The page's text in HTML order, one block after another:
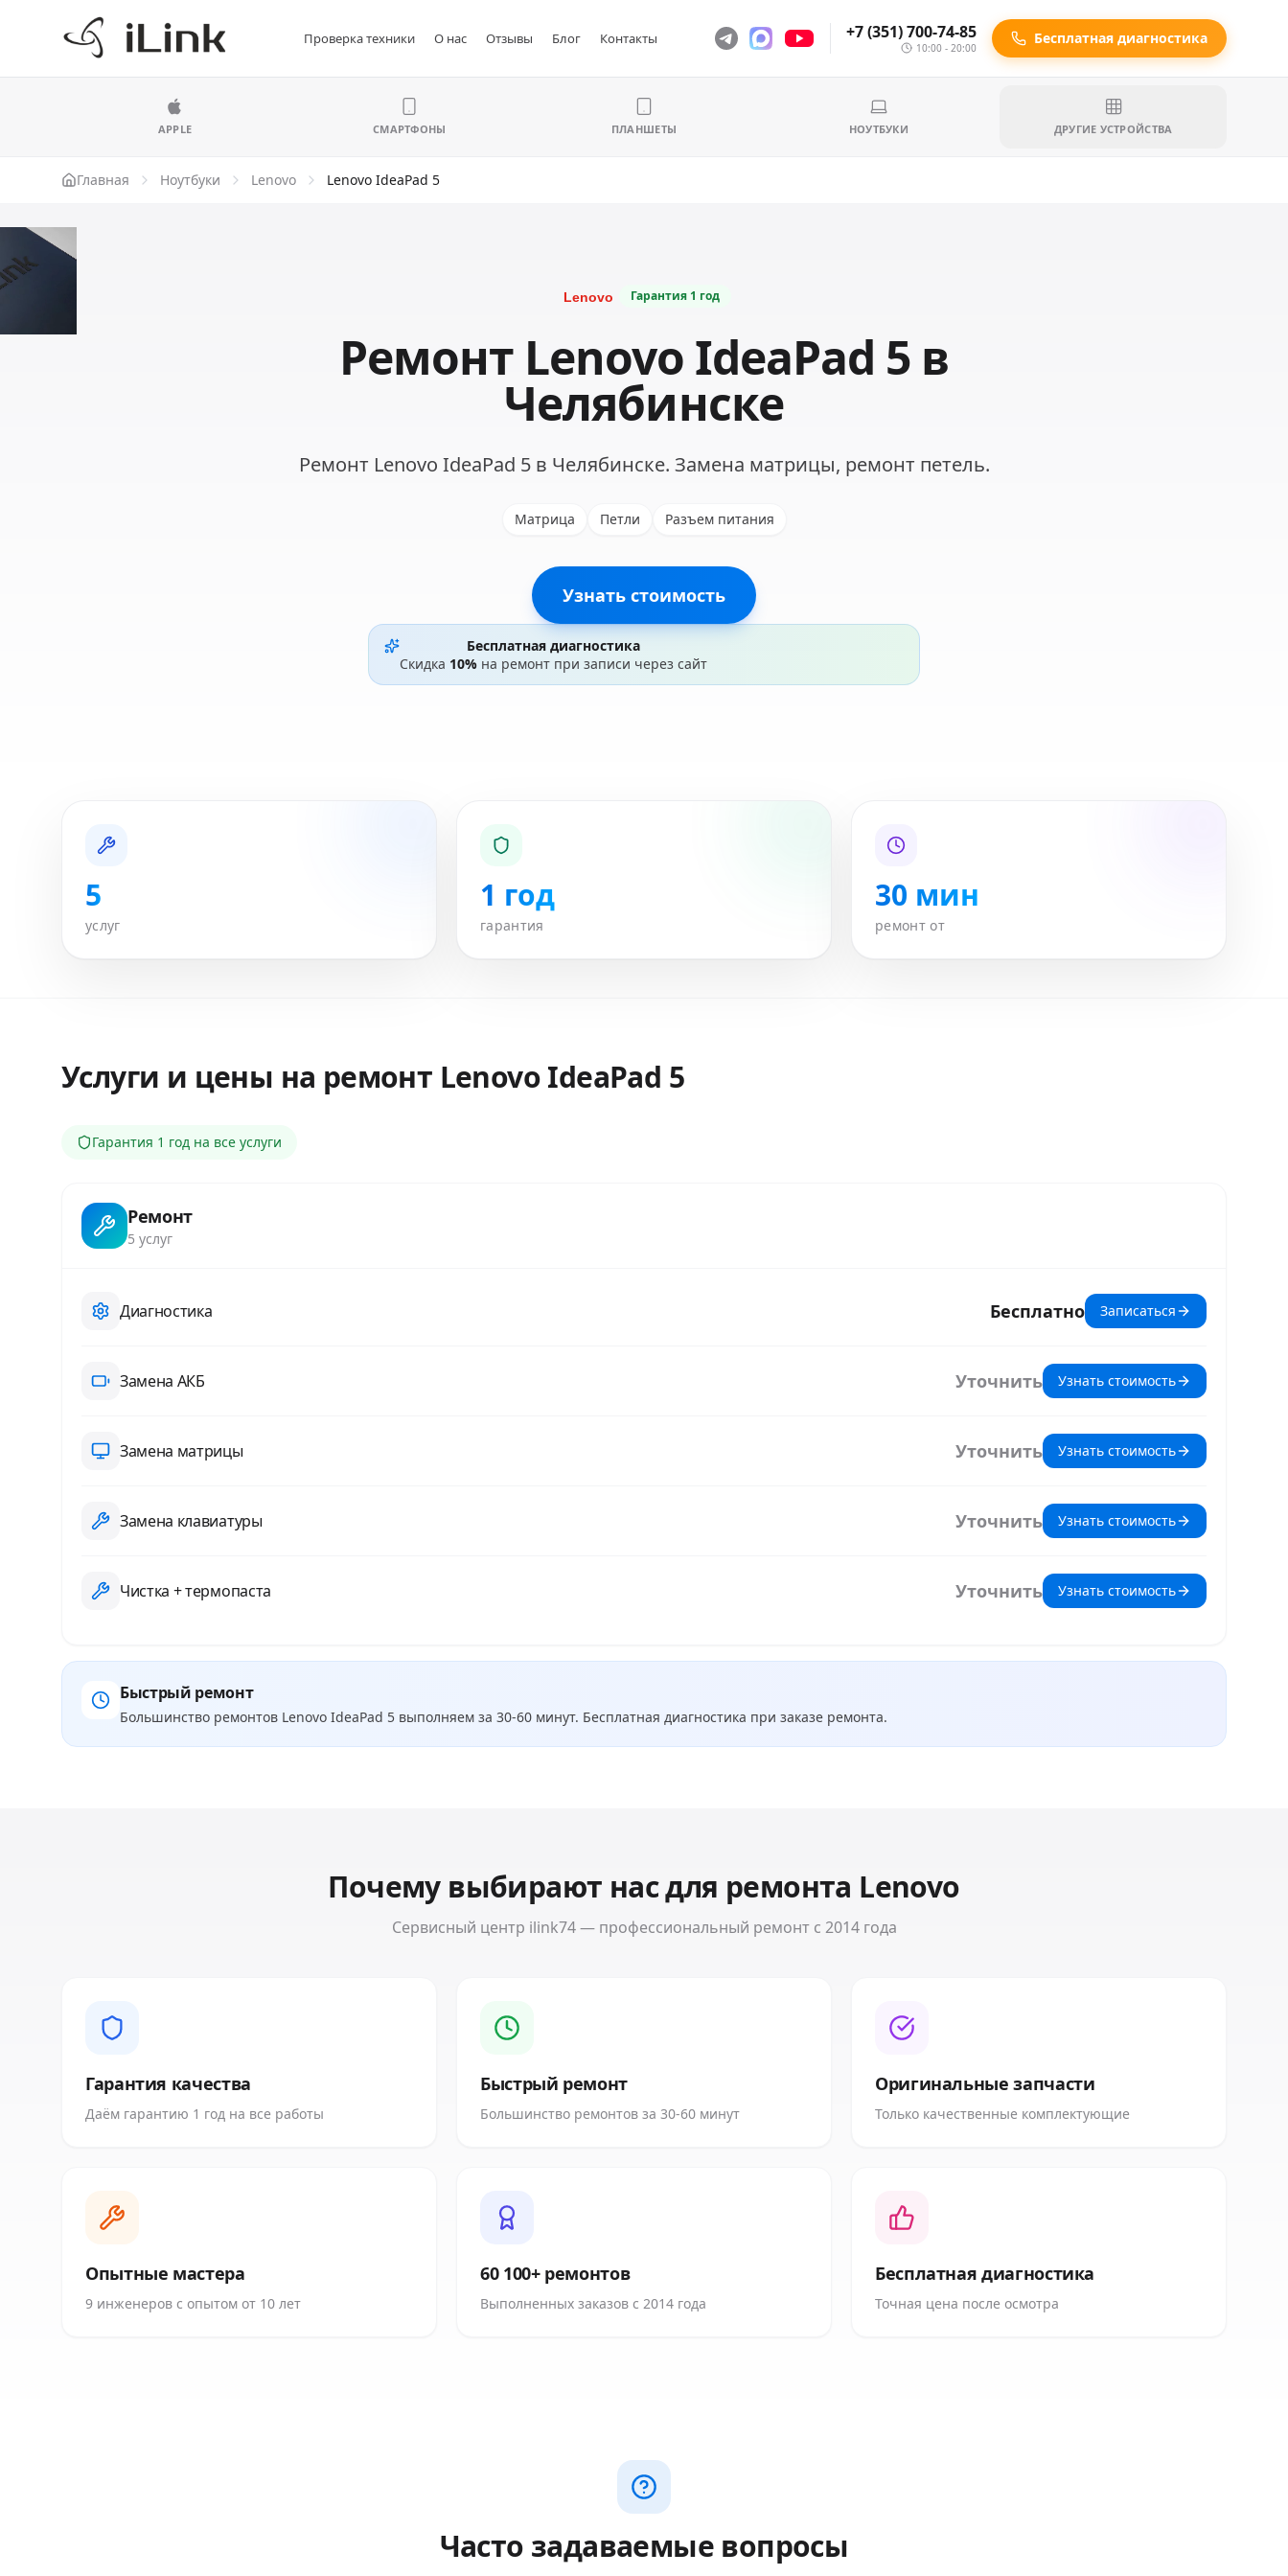
Проверка техники О нас Отзывы Блог Контакты +7 (351) 700-74-85
10:00 - 20:00
Бесплатная диагностика
APPLE СМАРТФОНЫ ПЛАНШЕТЫ НОУТБУКИ ДРУГИЕ УСТРОЙСТВА
Главная Ноутбуки Lenovo Lenovo IdeaPad 5
Гарантия 1 год
Ремонт Lenovo IdeaPad 5 в
Челябинске
Ремонт Lenovo IdeaPad 5 в Челябинске. Замена матрицы, ремонт петель.
Матрица Петли Разъем питания
Узнать стоимость
Бесплатная диагностика
Скидка 10% на ремонт при записи через сайт
5
услуг
1 год
гарантия
30 мин
ремонт от
Услуги и цены на ремонт Lenovo IdeaPad 5
Гарантия 1 год на все услуги
Ремонт
5 услуг
Диагностика Бесплатно Записаться
Замена АКБ Уточнить Узнать стоимость
Замена матрицы Уточнить Узнать стоимость
Замена клавиатуры Уточнить Узнать стоимость
Чистка + термопаста Уточнить Узнать стоимость
Быстрый ремонт
Большинство ремонтов Lenovo IdeaPad 5 выполняем за 30-60 минут. Бесплатная диагностика при заказе ремонта.
Почему выбирают нас для ремонта Lenovo
Сервисный центр ilink74 — профессиональный ремонт с 2014 года
Гарантия качества
Даём гарантию 1 год на все работы
Быстрый ремонт
Большинство ремонтов за 30-60 минут
Оригинальные запчасти
Только качественные комплектующие
Опытные мастера
9 инженеров с опытом от 10 лет
60 100+ ремонтов
Выполненных заказов с 2014 года
Бесплатная диагностика
Точная цена после осмотра
Часто задаваемые вопросы